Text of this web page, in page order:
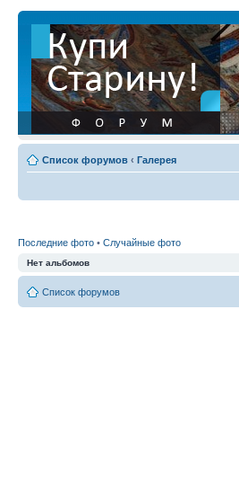
Список форумов ‹ Галерея
Последние фото • Случайные фото
Нет альбомов
Список форумов